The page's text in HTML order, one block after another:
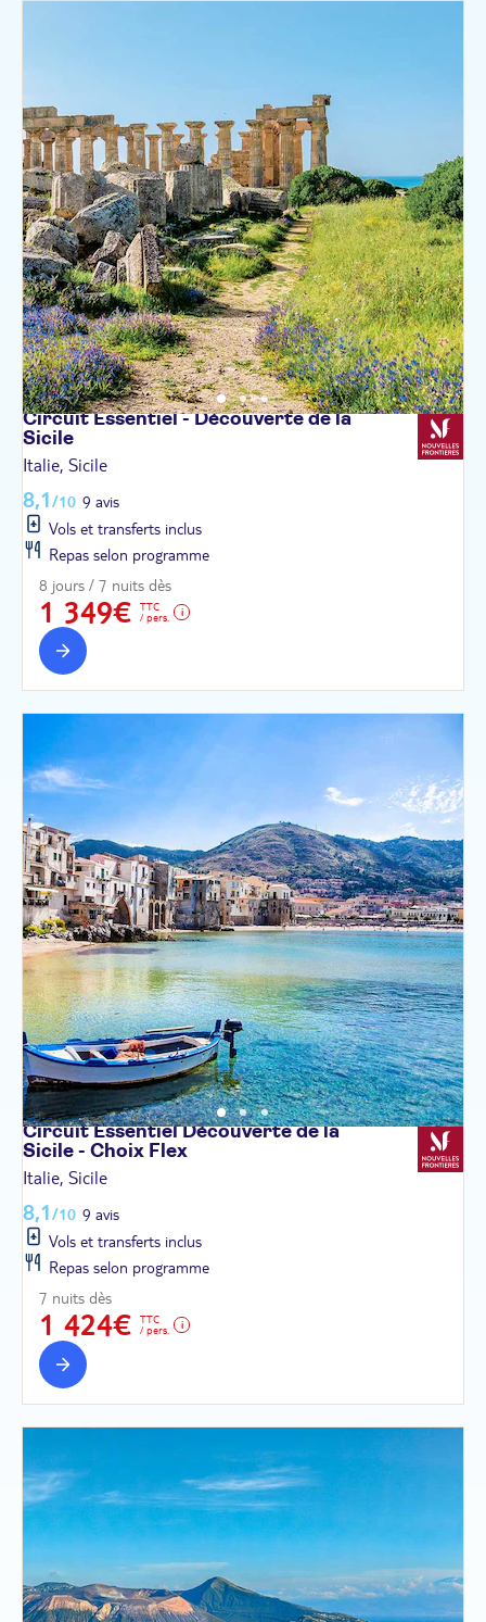
Circuit Essentiel - Découverte de la
Sicile
Italie, Sicile
8,1/10 9 avis
Vols et transferts inclus
Repas selon programme
8 jours / 7 nuits dès
1 349€
TTC
/ pers.
Circuit Essentiel Découverte de la
Sicile - Choix Flex
Italie, Sicile
8,1/10 9 avis
Vols et transferts inclus
Repas selon programme
7 nuits dès
1 424€
TTC
/ pers.